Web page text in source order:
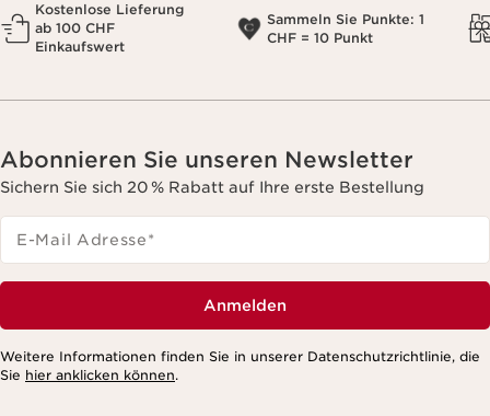
Kostenlose Lieferung
ab 100 CHF
Einkaufswert
Sammeln Sie Punkte: 1
CHF = 10 Punkt
Abonnieren Sie unseren Newsletter
Sichern Sie sich 20 % Rabatt auf Ihre erste Bestellung
E-Mail Adresse*
Anmelden
Weitere Informationen finden Sie in unserer Datenschutzrichtlinie, die
Sie hier anklicken können.